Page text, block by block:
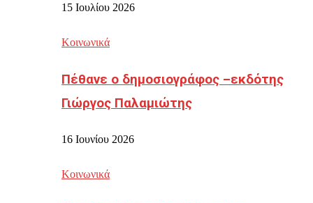
15 Ιουλίου 2026
Κοινωνικά
Πέθανε ο δημοσιογράφος –εκδότης
Γιώργος Παλαμιώτης
16 Ιουνίου 2026
Κοινωνικά